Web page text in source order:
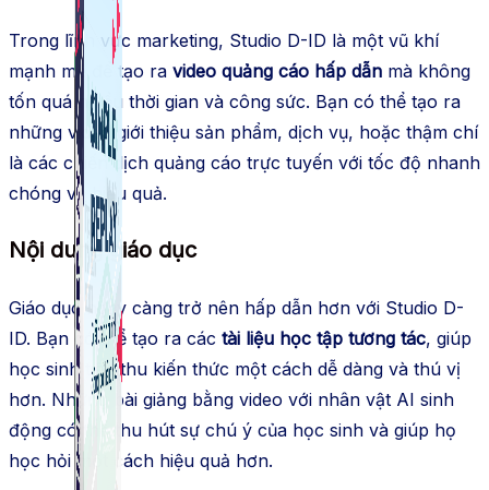
Trong lĩnh vực marketing, Studio D-ID là một vũ khí
mạnh mẽ để tạo ra video quảng cáo hấp dẫn mà không
tốn quá nhiều thời gian và công sức. Bạn có thể tạo ra
những video giới thiệu sản phẩm, dịch vụ, hoặc thậm chí
là các chiến dịch quảng cáo trực tuyến với tốc độ nhanh
chóng và hiệu quả.
Nội dung giáo dục
Giáo dục ngày càng trở nên hấp dẫn hơn với Studio D-
ID. Bạn có thể tạo ra các tài liệu học tập tương tác, giúp
học sinh tiếp thu kiến thức một cách dễ dàng và thú vị
hơn. Những bài giảng bằng video với nhân vật AI sinh
động có thể thu hút sự chú ý của học sinh và giúp họ
học hỏi một cách hiệu quả hơn.